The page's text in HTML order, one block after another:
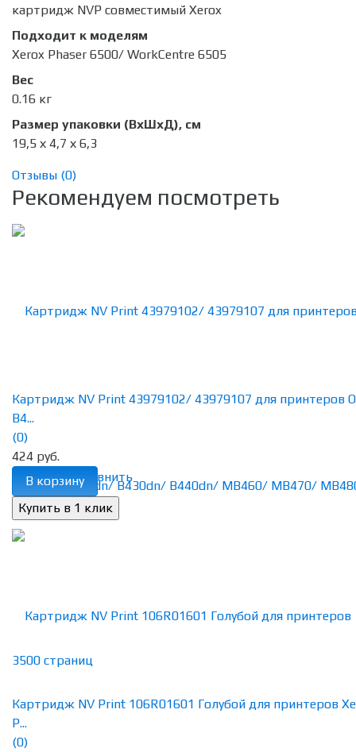
картридж NVP совместимый Xerox
Подходит к моделям
Xerox Phaser 6500/ WorkCentre 6505
Вес
0.16 кг
Размер упаковки (ВхШхД), см
19,5 х 4,7 х 6,3
Отзывы (0)
Рекомендуем посмотреть
избранное сравнить
Картридж NV Print 43979102/ 43979107 для принтеров
B4...
(0)
424 руб.
В корзину
Картридж NV Print 106R01601 Голубой для принтеров
P...
(0)